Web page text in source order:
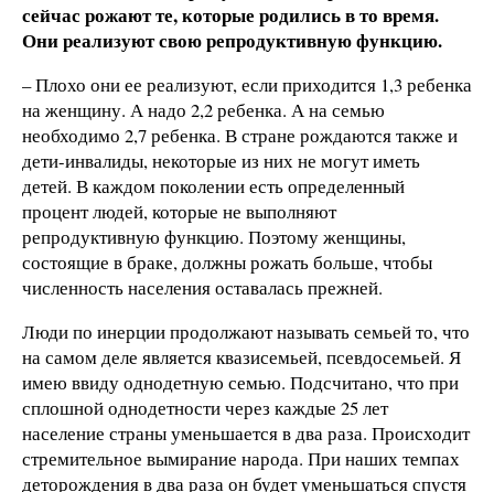
сейчас рожают те, которые родились в то время.
Они реализуют свою репродуктивную функцию.
– Плохо они ее реализуют, если приходится 1,3 ребенка
на женщину. А надо 2,2 ребенка. А на семью
необходимо 2,7 ребенка. В стране рождаются также и
дети-инвалиды, некоторые из них не могут иметь
детей. В каждом поколении есть определенный
процент людей, которые не выполняют
репродуктивную функцию. Поэтому женщины,
состоящие в браке, должны рожать больше, чтобы
численность населения оставалась прежней.
Люди по инерции продолжают называть семьей то, что
на самом деле является квазисемьей, псевдосемьей. Я
имею ввиду однодетную семью. Подсчитано, что при
сплошной однодетности через каждые 25 лет
население страны уменьшается в два раза. Происходит
стремительное вымирание народа. При наших темпах
деторождения в два раза он будет уменьшаться спустя